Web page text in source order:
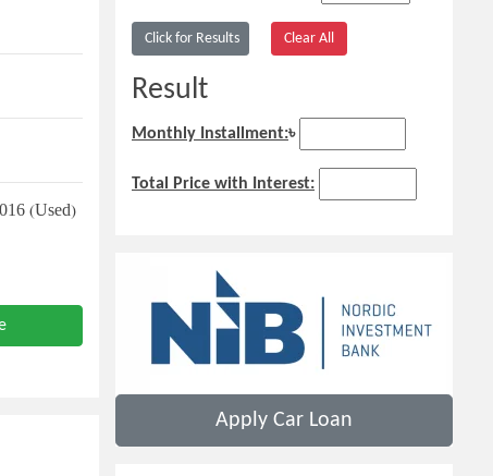
(Used)
Result
Monthly Installment:৳
Total Price with Interest:
Apply Car Loan